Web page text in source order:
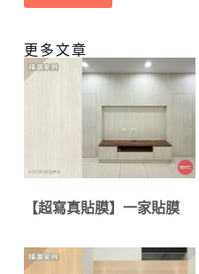
更多文章
【超寫真貼膜】一家貼膜